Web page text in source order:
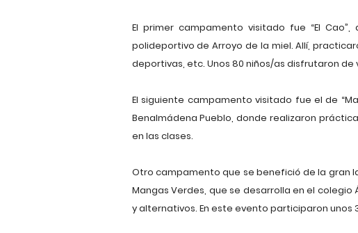
El primer campamento visitado fue “El
polideportivo de Arroyo de la miel. Allí,
deportivas, etc. Unos 80 niños/as disfrutaron
El siguiente campamento visitado fue el de
Benalmádena Pueblo, donde realizaron
en las clases.
Otro campamento que se benefició de la gran
Mangas Verdes, que se desarrolla en el
y alternativos. En este evento participaron unos